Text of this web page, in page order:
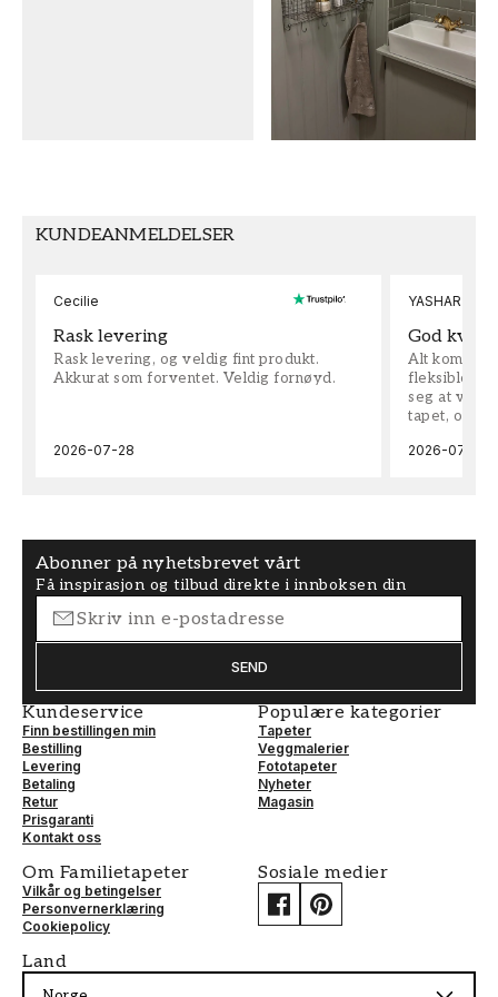
Grønn
TAPETTYPE
Papirtapet
KUNDEANMELDELSER
Cecilie
Rask levering
Rask levering, og veldig fint produkt.
Akkurat som forventet. Veldig fornøyd.
2026-07-28
YASHAR
God
Alt kom
fleksible på
seg at vi
tapet, og
2026-07-04
Abonner på nyhetsbrevet vårt
Få inspirasjon og tilbud direkte i innboksen din
SEND
Kundeservice
Finn bestillingen min
Bestilling
Levering
Betaling
Retur
Prisgaranti
Kontakt oss
Populære kategorier
Tapeter
Veggmalerier
Fototapeter
Nyheter
Magasin
Om Familietapeter
Vilkår og betingelser
Personvernerklæring
Cookiepolicy
Sosiale medier
Land